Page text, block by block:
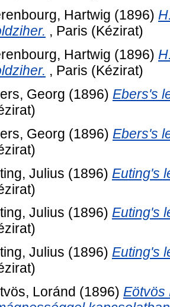
Hartwig (1896)
, Paris (Kézirat)
Hartwig (1896)
, Paris (Kézirat)
Georg (1896) Ebers's
Georg (1896) Ebers's
Julius (1896) Euting's
Julius (1896) Euting's
Julius (1896) Euting's
Loránd (1896) Eötvös